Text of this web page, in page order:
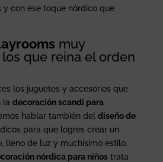
con ese toque nórdico que
muy
que reina el orden
los juguetes y accesorios que
la decoración scandi para
hablar también del diseño de
para que logres crear un
lleno de luz y muchísimo estilo.
nórdica para niñostrata